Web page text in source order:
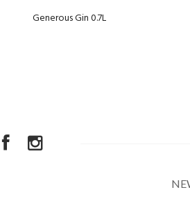
Generous Gin 0.7L